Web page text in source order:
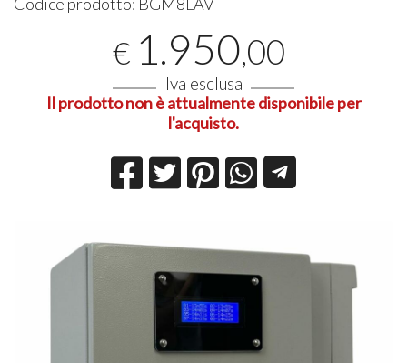
Codice prodotto: BGM8LAV
€ 1.950,00
Iva esclusa
Il prodotto non è attualmente disponibile per
l'acquisto.